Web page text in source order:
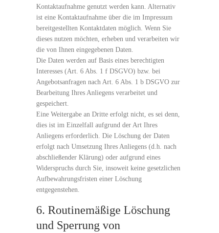
Kontaktaufnahme genutzt werden kann. Alternativ
ist eine Kontaktaufnahme über die im Impressum
bereitgestellten Kontaktdaten möglich. Wenn Sie
dieses nutzen möchten, erheben und verarbeiten wir
die von Ihnen eingegebenen Daten.
Die Daten werden auf Basis eines berechtigten
Interesses (Art. 6 Abs. 1 f DSGVO) bzw. bei
Angebotsanfragen nach Art. 6 Abs. 1 b DSGVO zur
Bearbeitung Ihres Anliegens verarbeitet und
gespeichert.
Eine Weitergabe an Dritte erfolgt nicht, es sei denn,
dies ist im Einzelfall aufgrund der Art Ihres
Anliegens erforderlich. Die Löschung der Daten
erfolgt nach Umsetzung Ihres Anliegens (d.h. nach
abschließender Klärung) oder aufgrund eines
Widerspruchs durch Sie, insoweit keine gesetzlichen
Aufbewahrungsfristen einer Löschung
entgegenstehen.
6. Routinemäßige Löschung
und Sperrung von